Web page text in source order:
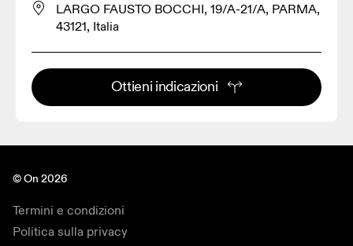
LARGO FAUSTO BOCCHI, 19/A-21/A, PARMA,
43121, Italia
Ottieni indicazioni
© On 2026
Termini e condizioni
Politica sulla privacy